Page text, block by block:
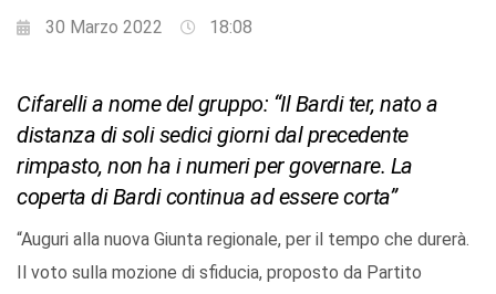
30 Marzo 2022 18:08
Cifarelli a nome del gruppo: “Il Bardi ter, nato a
distanza di soli sedici giorni dal precedente
rimpasto, non ha i numeri per governare. La
coperta di Bardi continua ad essere corta”
“Auguri alla nuova Giunta regionale, per il tempo che durerà.
Il voto sulla mozione di sfiducia, proposto da Partito